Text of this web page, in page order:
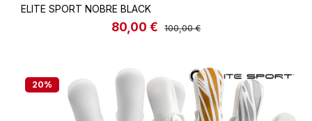
ELITE SPORT NOBRE BLACK
Verkaufspreis:
80,00 € Regulärer Preis:
100,00 €
20%